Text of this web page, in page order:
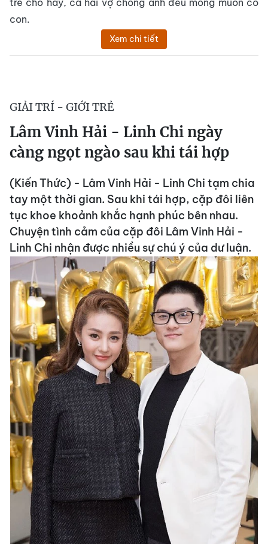
trẻ cho hay, cả hai vợ chồng anh đều mong muốn có
con.
Xem chi tiết
GIẢI TRÍ - GIỚI TRẺ
Lâm Vinh Hải - Linh Chi ngày
càng ngọt ngào sau khi tái hợp
(Kiến Thức) - Lâm Vinh Hải - Linh Chi tạm chia
tay một thời gian. Sau khi tái hợp, cặp đôi liên
tục khoe khoảnh khắc hạnh phúc bên nhau.
Chuyện tình cảm của cặp đôi Lâm Vinh Hải -
Linh Chi nhận được nhiều sự chú ý của dư luận.